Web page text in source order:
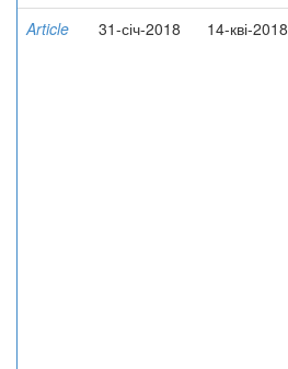
Article
31-січ-2018 14-кві-2018